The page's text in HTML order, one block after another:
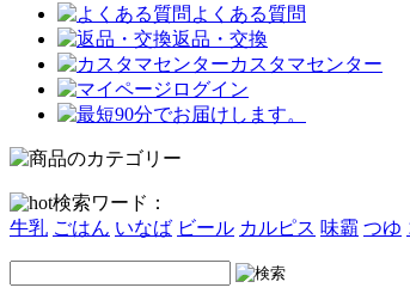
よくある質問
返品・交換
カスタマセンター
ログイン
検索ワード：
牛乳 ごはん いなば ビール カルピス 味霸 つゆ